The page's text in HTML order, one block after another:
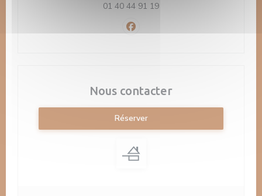
01 40 44 91 19
Facebook ((ouvre une nouvelle
Nous contacter
Réserver